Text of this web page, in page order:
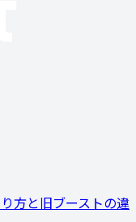
方と旧ブーストの違